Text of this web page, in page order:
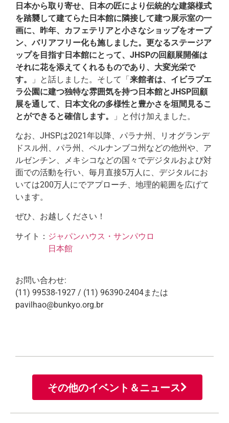
日本から取り寄せ、日本の匠により伝統的な建築様式
を踏襲して建てらた日本館に隣接して建つ展示室の一
画に、昨年、カフェテリアと小さなショップをオープ
ン、バリアフリー化も施しました。更なるステージア
ップを目指す日本館にとって、JHSPの回顧展開催は
それに花を添えてくれるものであり、大変光栄で
す。
」と話しました。そして「来館者は、イビラプエ
ラ公園に建つ独特な雰囲気を持つ日本館とJHSP回顧
展を通して、日本文化の多様性と豊かさを垣間見るこ
とができると確信します。
」と付け加えました。
なお、JHSPは2021年以降、パラナ州、リオグランデ
ドスル州、パラ州、ペルナンブコ州などの他州や、ア
ルゼンチン、メキシコなどの国々でデジタルおよび対
面での活動を行い、毎月直接5万人に、デジタルにお
いては200万人にでアプローチ、地理的範囲を広げて
います。
ぜひ、お越しください！
サイト： ジャパンハウス・サンパウロ
日本館
お問い合わせ:
(11) 99538-1927 / (11) 96390-2404または
pavilhao@bunkyo.org.br
その他のイベント＆ニュース